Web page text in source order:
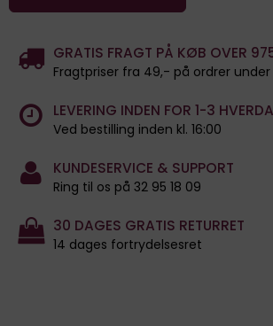
GRATIS FRAGT PÅ KØB OVER
Fragtpriser fra 49,- på ordrer
LEVERING INDEN FOR 1-3
Ved bestilling inden kl. 16:00
KUNDESERVICE & SUPPORT
Ring til os på 32 95 18 09
30 DAGES GRATIS RETURRET
14 dages fortrydelsesret